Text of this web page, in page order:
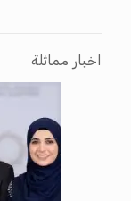
اخبار مماثلة